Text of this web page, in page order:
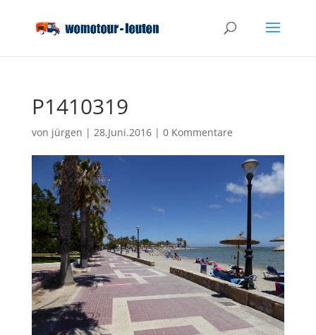
P1410319
von jürgen | 28.Juni.2016| 0 Kommentare